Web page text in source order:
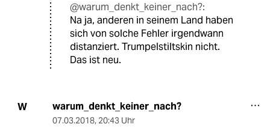
@warum_denkt_keiner_nach?:
Na ja, anderen in seinem Land haben
sich von solche Fehler irgendwann
distanziert. Trumpelstiltskin nicht.
Das ist neu.
W warum_denkt_keiner_nach?
07.03.2018, 20:43 Uhr